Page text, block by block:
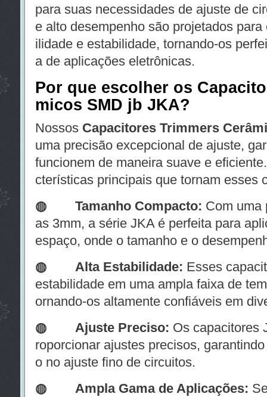
para suas necessidades de ajuste de
e alto desempenho são projetados
ilidade e estabilidade, tornando-os
a de aplicações eletrônicas.
Por que escolher os
micos SMD jb JKA?
Nossos Capacitores Trimmers
uma precisão excepcional de ajuste,
funcionem de maneira suave e
cterísticas principais que tornam esses
◍ Tamanho Compacto: Com uma
as 3mm, a série JKA é perfeita para
espaço, onde o tamanho e o
◍ Alta Estabilidade: Esses
estabilidade em uma ampla faixa de
ornando-os altamente confiáveis em
◍ Ajuste Preciso: Os capacitores
roporcionar ajustes precisos,
o no ajuste fino de circuitos.
◍ Ampla Gama de Aplicações: